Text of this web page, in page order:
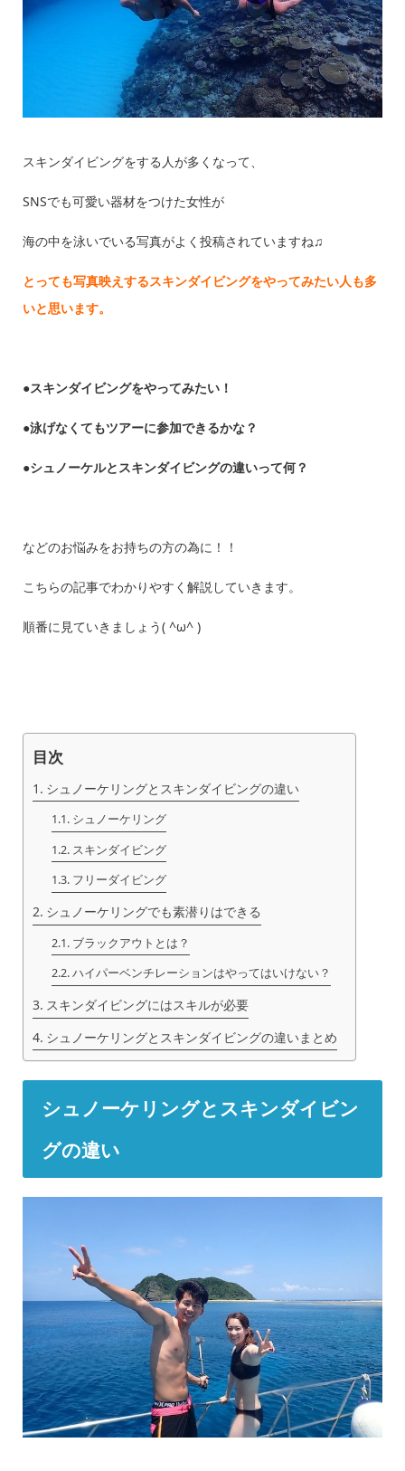
スキンダイビングをする人が多くなって、
SNSでも可愛い器材をつけた女性が
海の中を泳いでいる写真がよく投稿されていますね♫
とっても写真映えするスキンダイビングをやってみたい人も多
いと思います。
●スキンダイビングをやってみたい！
●泳げなくてもツアーに参加できるかな？
●シュノーケルとスキンダイビングの違いって何？
などのお悩みをお持ちの方の為に！！
こちらの記事でわかりやすく解説していきます。
順番に見ていきましょう( ^ω^ )
目次
シュノーケリングとスキンダイビングの違い
シュノーケリング
スキンダイビング
フリーダイビング
シュノーケリングでも素潜りはできる
ブラックアウトとは？
ハイパーベンチレーションはやってはいけない？
スキンダイビングにはスキルが必要
シュノーケリングとスキンダイビングの違いまとめ
シュノーケリングとスキンダイビン
グの違い